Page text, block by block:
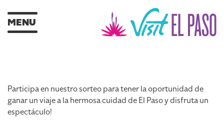
MENU
Participa en nuestro sorteo para tener la oportunidad de
ganar un viaje a la hermosa cuidad de El Paso y disfruta un
espectáculo!